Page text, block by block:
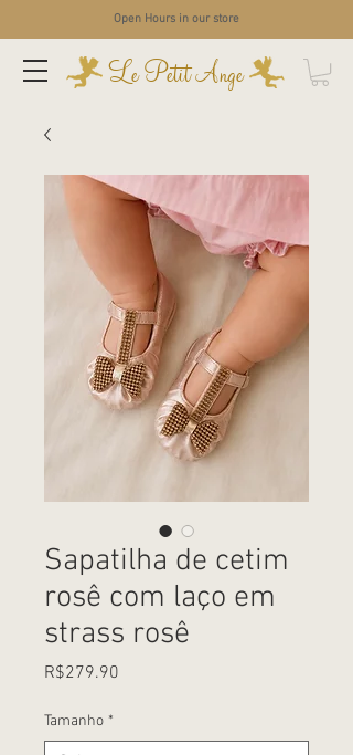
Open Hours in our store
Le Petit Ange
Sapatilha de cetim
rosê com laço em
strass rosê
R$279.90
Tamanho *